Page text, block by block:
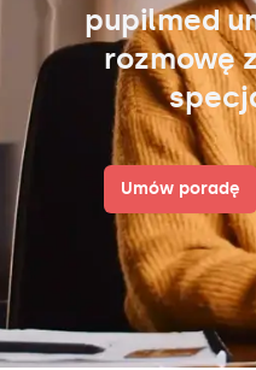
pupilmed
rozmowę
Umów poradę